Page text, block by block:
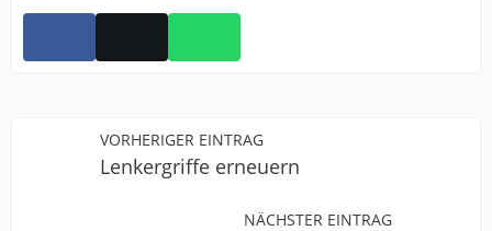
VORHERIGER EINTRAG
Lenkergriffe erneuern
NÄCHSTER EINTRAG